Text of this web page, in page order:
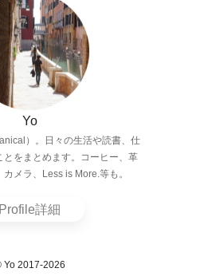
Yo
）。日々の生活や読書、仕
とをまとめます。コーヒー、革
メラ、Less is More.等も。
Profile詳細
Yo 2017-2026